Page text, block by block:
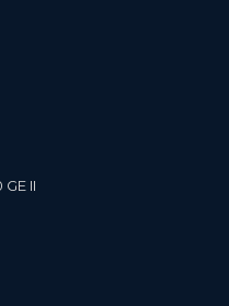
GE II